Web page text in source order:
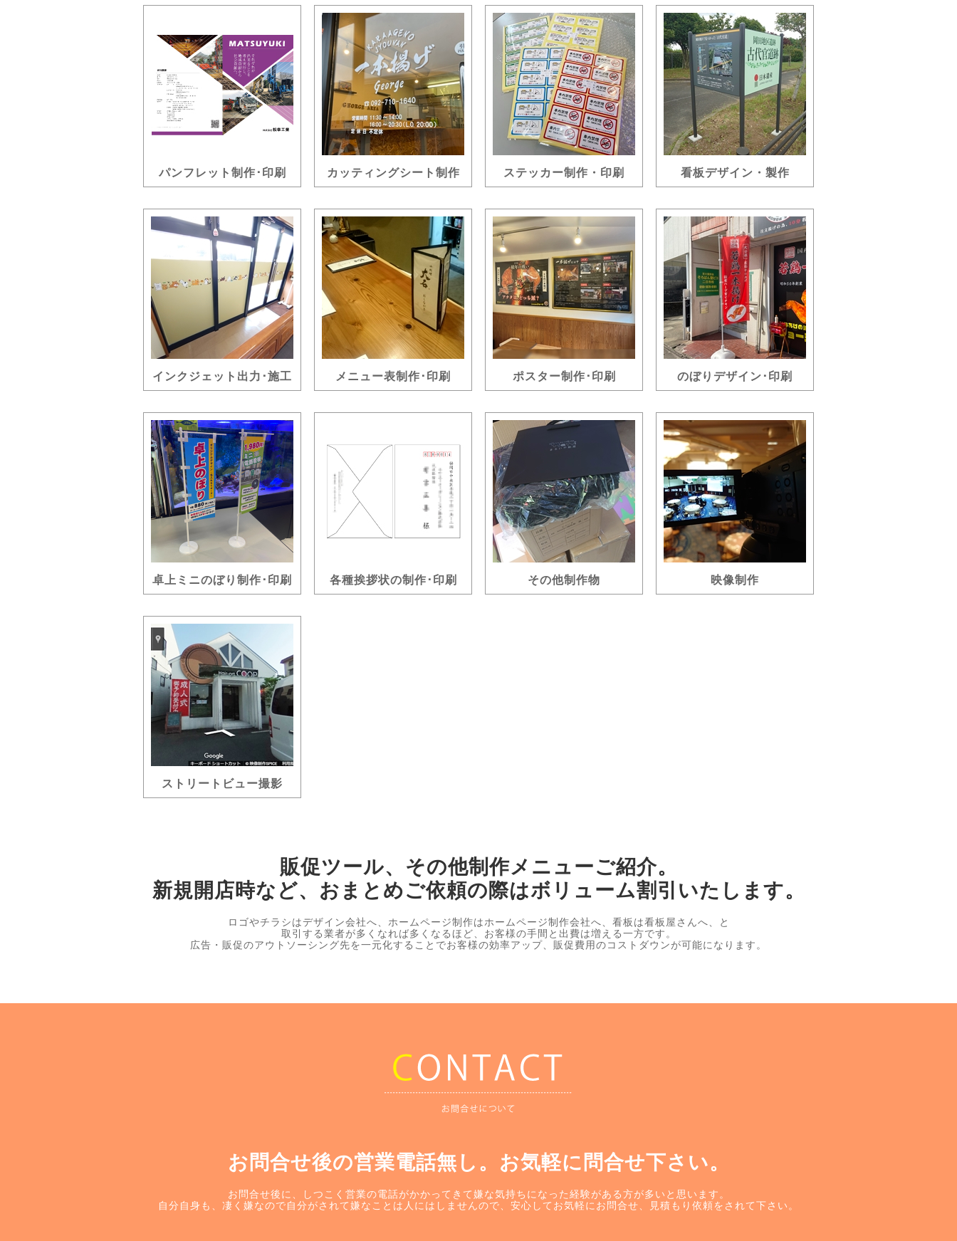
パンフレット制作･印刷 カッティングシート制作 ステッカー制作・印刷 看板デザイン・製作
インクジェット出力･施工 メニュー表制作･印刷 ポスター制作･印刷 のぼりデザイン･印刷
卓上ミニのぼり制作･印刷 各種挨拶状の制作･印刷 その他制作物 映像制作
ストリートビュー撮影
販促ツール、その他制作メニューご紹介。
新規開店時など、おまとめご依頼の際はボリューム割引いたします。
ロゴやチラシはデザイン会社へ、ホームページ制作はホームページ制作会社へ、看板は看板屋さんへ、と
取引する業者が多くなれば多くなるほど、お客様の手間と出費は増える一方です。
広告・販促のアウトソーシング先を一元化することでお客様の効率アップ、販促費用のコストダウンが可能になります。
お問合せ後の営業電話無し。お気軽に問合せ下さい。
お問合せ後に、しつこく営業の電話がかかってきて嫌な気持ちになった経験がある方が多いと思います。
自分自身も、凄く嫌なので自分がされて嫌なことは人にはしませんので、安心してお気軽にお問合せ、見積もり依頼をされて下さい。